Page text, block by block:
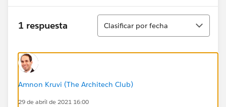
1 respuesta
Ordenar
Clasificar por fecha
Amnon Kruvi (The Architech Club)
29 de abril de 2021 16:00